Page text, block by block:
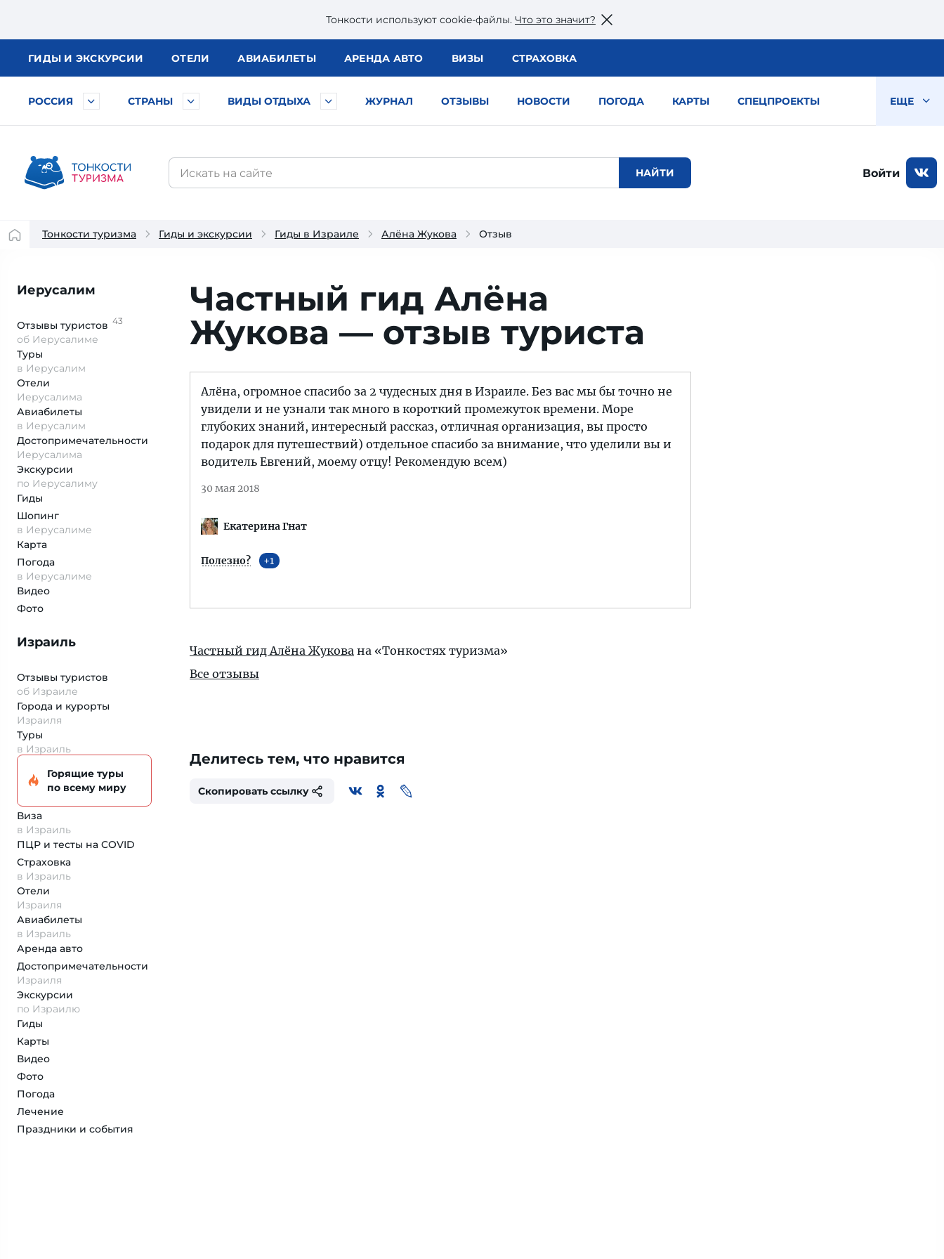
Тонкости используют сookie-файлы. Что это значит?
ГИДЫ И ЭКСКУРСИИ ОТЕЛИ АВИАБИЛЕТЫ АРЕНДА АВТО ВИЗЫ СТРАХОВКА
РОССИЯ СТРАНЫ ВИДЫ ОТДЫХА ЖУРНАЛ ОТЗЫВЫ НОВОСТИ ПОГОДА КАРТЫ СПЕЦПРОЕКТЫ ЕЩЕ
Войти
Тонкости туризма Гиды и экскурсии Гиды в Израиле Алёна Жукова Отзыв
Иерусалим
Отзывы туристов 43
об Иерусалиме
Туры
в Иерусалим
Отели
Иерусалима
Авиабилеты
в Иерусалим
Достопримеча­тельности
Иерусалима
Экскурсии
по Иерусалиму
Гиды
Шопинг
в Иерусалиме
Карта
Погода
в Иерусалиме
Видео
Фото
Израиль
Отзывы туристов
об Израиле
Города и курорты
Израиля
Туры
в Израиль
Горящие туры
по всему миру
Виза
в Израиль
ПЦР и тесты на COVID
Страховка
в Израиль
Отели
Израиля
Авиабилеты
в Израиль
Аренда авто
Достопримеча­тельности
Израиля
Экскурсии
по Израилю
Гиды
Карты
Видео
Фото
Погода
Лечение
Праздники и события
Частный гид Алёна
Жукова — отзыв туриста
Алёна, огромное спасибо за 2 чудесных дня в Израиле. Без вас мы бы точно не
увидели и не узнали так много в короткий промежуток времени. Море
глубоких знаний, интересный рассказ, отличная организация, вы просто
подарок для путешествий) отдельное спасибо за внимание, что уделили вы и
водитель Евгений, моему отцу! Рекомендую всем)
30 мая 2018
Екатерина Гнат
Полезно? 1
Частный гид Алёна Жукова на «Тонкостях туризма»
Все отзывы
Делитесь тем, что нравится
Скопировать ссылку